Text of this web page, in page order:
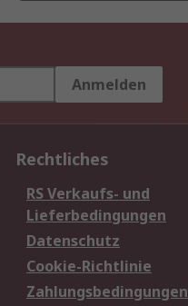
Anmelden
Rechtliches
RS Verkaufs- und
Lieferbedingungen
Datenschutz
Cookie-Richtlinie
Zahlungsbedingungen